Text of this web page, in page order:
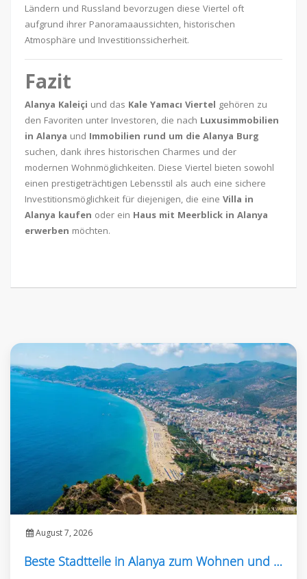
Ländern und Russland bevorzugen diese Viertel oft
aufgrund ihrer Panoramaaussichten, historischen
Atmosphäre und Investitionssicherheit.
Fazit
Alanya Kaleiçi und das Kale Yamacı Viertel gehören zu
den Favoriten unter Investoren, die nach Luxusimmobilien
in Alanya und Immobilien rund um die Alanya Burg
suchen, dank ihres historischen Charmes und der
modernen Wohnmöglichkeiten. Diese Viertel bieten sowohl
einen prestigeträchtigen Lebensstil als auch eine sichere
Investitionsmöglichkeit für diejenigen, die eine Villa in
Alanya kaufen oder ein Haus mit Meerblick in Alanya
erwerben möchten.
August 7, 2026
Beste Stadtteile in Alanya zum Wohnen und Kaufen